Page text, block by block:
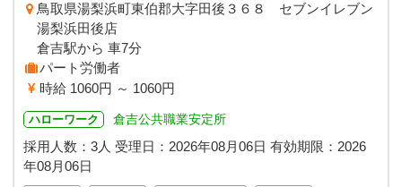
鳥取県湯梨浜町東伯郡大字田後３６８ セブンイレブン
湯梨浜田後店
倉吉駅から 車7分
パート労働者
時給 1060円 ～ 1060円
ハローワーク 倉吉公共職業安定所
採用人数：3人 受理日： 2026年08月06日 有効期限： 2026
年08月06日